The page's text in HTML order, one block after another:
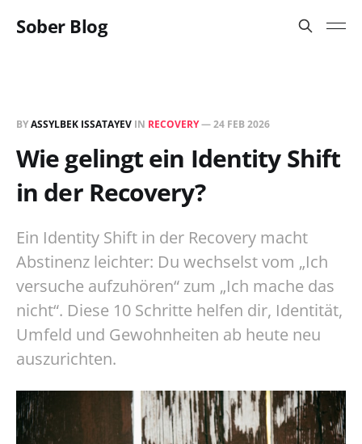
Sober Blog
BYASSYLBEK ISSATAYEV IN RECOVERY—24 FEB 2026
Wie gelingt ein Identity Shift
in der Recovery?
Ein Identity Shift in der Recovery macht
Abstinenz leichter: Du wechselst vom „Ich
versuche aufzuhören“ zum „Ich mache das
nicht“. Diese 10 Schritte helfen dir, Identität,
Umfeld und Gewohnheiten ab heute neu
auszurichten.